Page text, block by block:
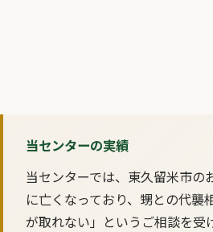
当センターの実績
当センターでは、東久留米市の
に亡くなっており、甥との代襲
が取れない」というご相談を受